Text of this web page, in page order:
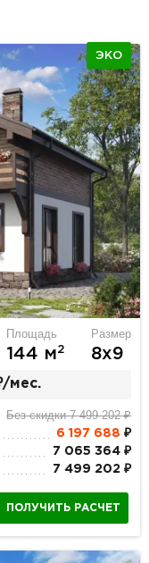
ЭКО
Площадь
144 м2
Размер
8х9
мес.
Без скидки 7 499 202 ₽
6 197 688 ₽
7 065 364 ₽
7 499 202 ₽
ПОЛУЧИТЬ РАСЧЕТ